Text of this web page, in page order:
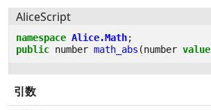
AliceScript
namespace Alice.Math;
public number math_abs (number value
引数